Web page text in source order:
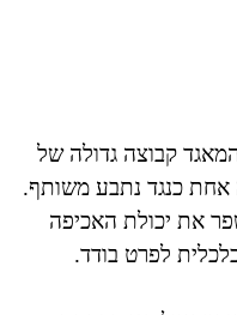
קבוצה גדולה של
אחת כנגד נתבע משותף.
את יכולת האכיפה
לפרט בודד.